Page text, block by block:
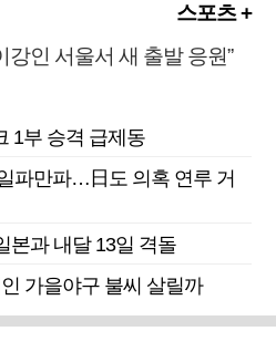
스포츠 +
강인 서울서 새 출발 응원”
1부 승격 급제동
파만파…日도 의혹 연루 거
본과 내달 13일 격돌
가을야구 불씨 살릴까